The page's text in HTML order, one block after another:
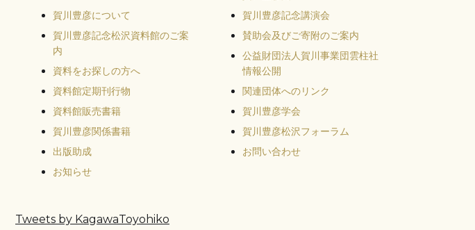
賀川豊彦について
賀川豊彦記念松沢資料館のご案
内
資料をお探しの方へ
資料館定期刊行物
資料館販売書籍
賀川豊彦関係書籍
出版助成
お知らせ
賀川豊彦記念講演会
賛助会及びご寄附のご案内
公益財団法人賀川事業団雲柱社
情報公開
関連団体へのリンク
賀川豊彦学会
賀川豊彦松沢フォーラム
お問い合わせ
Tweets by KagawaToyohiko